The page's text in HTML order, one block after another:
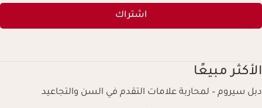
اشتراك
الأكثر مبيعًا
دبل سيروم – لمحاربة علامات التقدم في السن والتجاعيد